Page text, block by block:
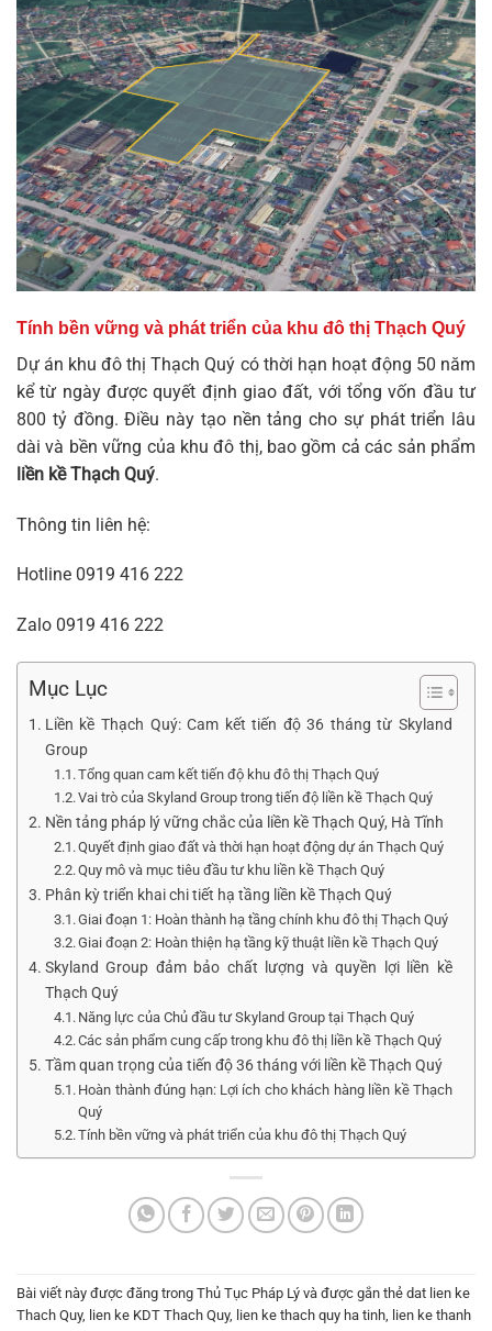
Tính bền vững và phát triển của khu đô thị Thạch Quý
Dự án khu đô thị Thạch Quý có thời hạn hoạt động 50 năm
kể từ ngày được quyết định giao đất, với tổng vốn đầu tư
800 tỷ đồng. Điều này tạo nền tảng cho sự phát triển lâu
dài và bền vững của khu đô thị, bao gồm cả các sản phẩm
liền kề Thạch Quý.
Thông tin liên hệ:
Hotline 0919 416 222
Zalo 0919 416 222
Mục Lục
Liền kề Thạch Quý: Cam kết tiến độ 36 tháng từ Skyland
Group
Tổng quan cam kết tiến độ khu đô thị Thạch Quý
Vai trò của Skyland Group trong tiến độ liền kề Thạch Quý
Nền tảng pháp lý vững chắc của liền kề Thạch Quý, Hà Tĩnh
Quyết định giao đất và thời hạn hoạt động dự án Thạch Quý
Quy mô và mục tiêu đầu tư khu liền kề Thạch Quý
Phân kỳ triển khai chi tiết hạ tầng liền kề Thạch Quý
Giai đoạn 1: Hoàn thành hạ tầng chính khu đô thị Thạch Quý
Giai đoạn 2: Hoàn thiện hạ tầng kỹ thuật liền kề Thạch Quý
Skyland Group đảm bảo chất lượng và quyền lợi liền kề
Thạch Quý
Năng lực của Chủ đầu tư Skyland Group tại Thạch Quý
Các sản phẩm cung cấp trong khu đô thị liền kề Thạch Quý
Tầm quan trọng của tiến độ 36 tháng với liền kề Thạch Quý
Hoàn thành đúng hạn: Lợi ích cho khách hàng liền kề Thạch
Quý
Tính bền vững và phát triển của khu đô thị Thạch Quý
Bài viết này được đăng trong Thủ Tục Pháp Lý và được gắn thẻ dat lien ke
Thach Quy, lien ke KDT Thach Quy, lien ke thach quy ha tinh lien ke thanh